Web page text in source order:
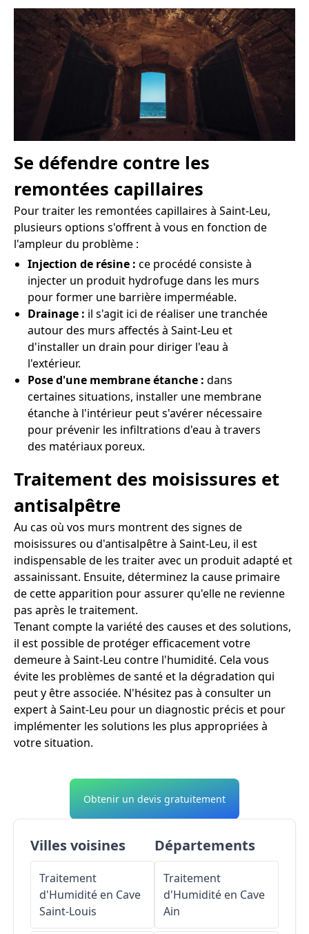
Se défendre contre les
remontées capillaires
Pour traiter les remontées capillaires à Saint-Leu,
plusieurs options s'offrent à vous en fonction de
l'ampleur du problème :
Injection de résine : ce procédé consiste à
injecter un produit hydrofuge dans les murs
pour former une barrière imperméable.
Drainage : il s'agit ici de réaliser une tranchée
autour des murs affectés à Saint-Leu et
d'installer un drain pour diriger l'eau à
l'extérieur.
Pose d'une membrane étanche : dans
certaines situations, installer une membrane
étanche à l'intérieur peut s'avérer nécessaire
pour prévenir les infiltrations d'eau à travers
des matériaux poreux.
Traitement des moisissures et
antisalpêtre
Au cas où vos murs montrent des signes de
moisissures ou d'antisalpêtre à Saint-Leu, il est
indispensable de les traiter avec un produit adapté et
assainissant. Ensuite, déterminez la cause primaire
de cette apparition pour assurer qu'elle ne revienne
pas après le traitement.
Tenant compte la variété des causes et des solutions,
il est possible de protéger efficacement votre
demeure à Saint-Leu contre l'humidité. Cela vous
évite les problèmes de santé et la dégradation qui
peut y être associée. N'hésitez pas à consulter un
expert à Saint-Leu pour un diagnostic précis et pour
implémenter les solutions les plus appropriées à
votre situation.
Obtenir un devis gratuitement
Villes voisines
Traitement
d'Humidité en Cave
Saint-Louis
Départements
Traitement
d'Humidité en Cave
Ain